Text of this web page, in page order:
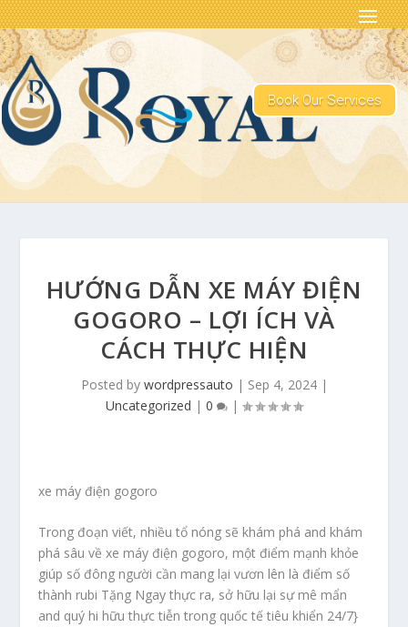
Book Our Services
HƯỚNG DẪN XE MÁY ĐIỆN
GOGORO – LỢI ÍCH VÀ
CÁCH THỰC HIỆN
Posted by wordpressauto | Sep 4, 2024|
Uncategorized | 0 |
xe máy điện gogoro
Trong đoạn viết, nhiều tổ nóng sẽ khám phá and khám
phá sâu về xe máy điện gogoro, một điểm mạnh khỏe
giúp số đông người cần mang lại vươn lên là điểm số
thành rubi Tặng Ngay thực ra, sở hữu lại sự mê mẩn
and quý hi hữu thực tiễn trong quốc tế tiêu khiển 24/7}